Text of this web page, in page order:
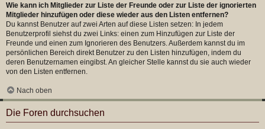
Wie kann ich Mitglieder zur Liste der Freunde oder zur Liste der ignorierten
Mitglieder hinzufügen oder diese wieder aus den Listen entfernen?
Du kannst Benutzer auf zwei Arten auf diese Listen setzen: In jedem
Benutzerprofil siehst du zwei Links: einen zum Hinzufügen zur Liste der
Freunde und einen zum Ignorieren des Benutzers. Außerdem kannst du im
persönlichen Bereich direkt Benutzer zu den Listen hinzufügen, indem du
deren Benutzernamen eingibst. An gleicher Stelle kannst du sie auch wieder
von den Listen entfernen.
Nach oben
Die Foren durchsuchen